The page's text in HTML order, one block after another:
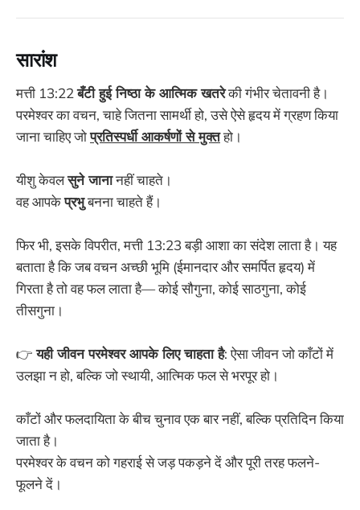
सारांश
मत्ती 13:22बँटी हुई निष्ठा के आत्मिक खतरेकी गंभीर चेतावनी है।
परमेश्वर का वचन, चाहे जितना सामर्थी हो, उसे ऐसे हृदय में ग्रहण किया
जाना चाहिए जोप्रतिस्पर्धी आकर्षणों से मुक्तहो।
यीशु केवलसुने जानानहीं चाहते।
वह आपकेप्रभुबनना चाहते हैं।
फिर भी, इसके विपरीत, मत्ती 13:23 बड़ी आशा का संदेश लाता है। यह
बताता है कि जब वचन अच्छी भूमि (ईमानदार और समर्पित हृदय) में
गिरता है तो वह फल लाता है— कोई सौगुना, कोई साठगुना, कोई
तीसगुना।
👉यही जीवन परमेश्वर आपके लिए चाहता है: ऐसा जीवन जो काँटों में
उलझा न हो, बल्कि जो स्थायी, आत्मिक फल से भरपूर हो।
काँटों और फलदायिता के बीच चुनाव एक बार नहीं, बल्कि प्रतिदिन किया
जाता है।
परमेश्वर के वचन को गहराई से जड़ पकड़ने दें और पूरी तरह फलने-
फूलने दें।